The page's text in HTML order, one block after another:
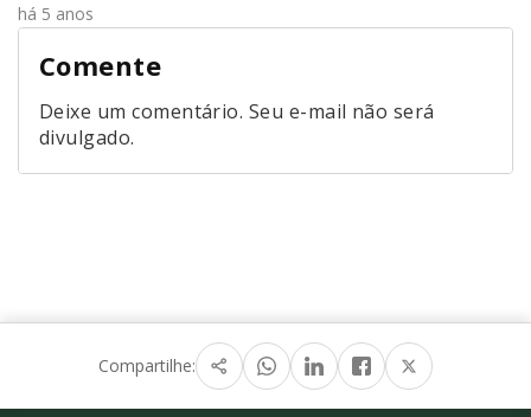
há 5 anos
Comente
Deixe um comentário. Seu e-mail não será
divulgado.
Compartilhe: